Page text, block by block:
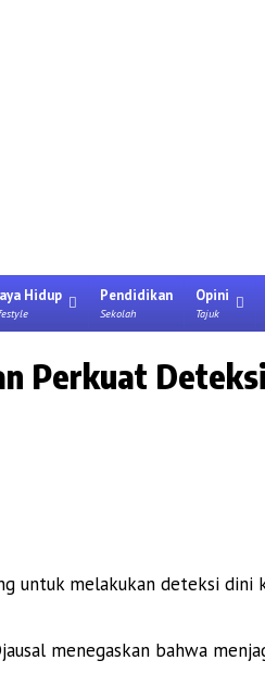
Hidup Pendidikan
Sekolah
Opini
Tajuk
Perkuat
untuk melakukan deteksi
menegaskan bahwa